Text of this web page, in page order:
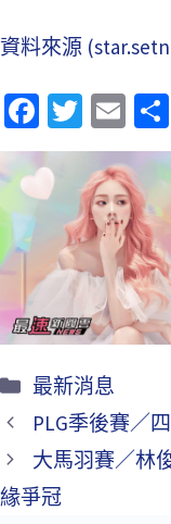
資料來源
Fa
ce
b
o
o
k
T
wi
tt
er
E
m
ai
l
最新消息
PLG季後賽／
大馬羽賽／林
緣爭冠